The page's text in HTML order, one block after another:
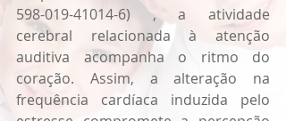
598-019-41014-6) , a atividade
cerebral relacionada à atenção
auditiva acompanha o ritmo do
coração. Assim, a alteração na
frequência cardíaca induzida pelo